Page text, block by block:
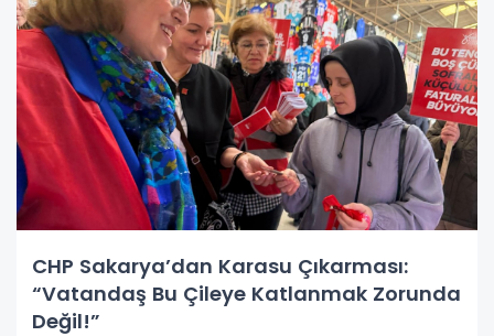
CHP Sakarya’dan Karasu Çıkarması:
“Vatandaş Bu Çileye Katlanmak Zorunda
Değil!”